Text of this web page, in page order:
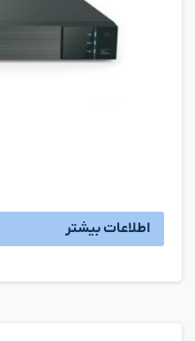
اطلاعات بیشتر